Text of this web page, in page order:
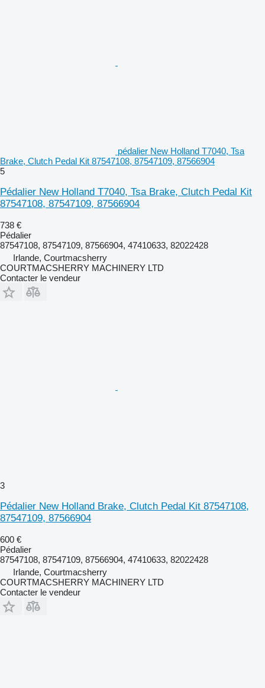
pédalier New Holland T7040, Tsa
Brake, Clutch Pedal Kit 87547108, 87547109, 87566904
5
Pédalier New Holland T7040, Tsa Brake, Clutch Pedal Kit
87547108, 87547109, 87566904
738 €
Pédalier
87547108, 87547109, 87566904, 47410633, 82022428
Irlande, Courtmacsherry
COURTMACSHERRY MACHINERY LTD
Contacter le vendeur
3
Pédalier New Holland Brake, Clutch Pedal Kit 87547108,
87547109, 87566904
600 €
Pédalier
87547108, 87547109, 87566904, 47410633, 82022428
Irlande, Courtmacsherry
COURTMACSHERRY MACHINERY LTD
Contacter le vendeur